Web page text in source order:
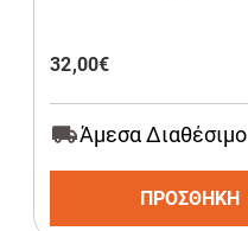
32,00€
Άμεσα Διαθέσιμο
ΠΡΟΣΘΗΚΗ